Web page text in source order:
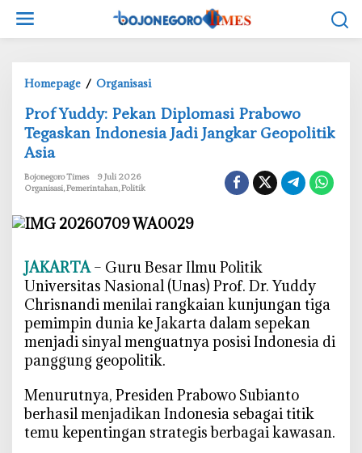
w
Homepage / Organisasi
r
o
d
:
k
a
n
D
i
p
l
o
‎Prof Yuddy: Pekan Diplomasi Prabowo
Tegaskan Indonesia Jadi Jangkar Geopolitik
Asia
Bojonegoro Times
9 Juli 2026
Organisasi,Pemerintahan,Politik
JAKARTA– Guru Besar Ilmu Politik
Universitas Nasional (Unas) Prof. Dr. Yuddy
Chrisnandi menilai rangkaian kunjungan tiga
pemimpin dunia ke Jakarta dalam sepekan
menjadi sinyal menguatnya posisi Indonesia di
panggung geopolitik.
‎Menurutnya, Presiden Prabowo Subianto
berhasil menjadikan Indonesia sebagai titik
temu kepentingan strategis berbagai kawasan.